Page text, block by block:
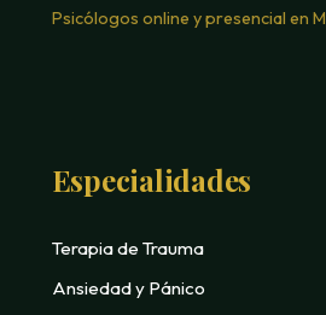
Psicólogos online y presencial en
Especialidades
Terapia de Trauma
Ansiedad y Pánico